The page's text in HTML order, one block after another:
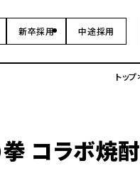
新卒採用 中途採用
トップ
コラボ焼酎